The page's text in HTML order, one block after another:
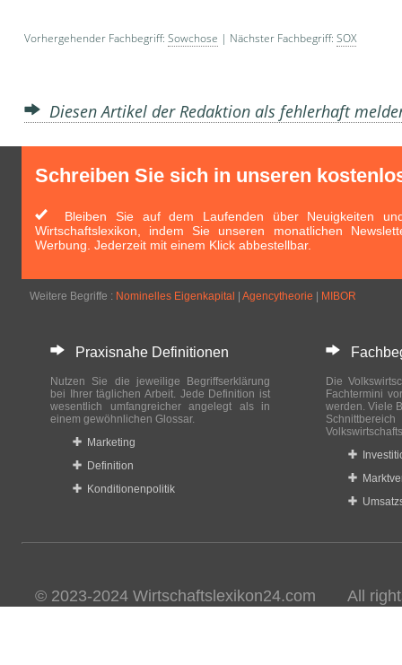
Vorhergehender Fachbegriff: Sowchose | Nächster Fachbegriff: SOX
Diesen Artikel der Redaktion als fehlerhaft
Schreiben Sie sich in unseren
Bleiben Sie auf dem Laufenden über Neuigkeiten
Wirtschaftslexikon, indem Sie unseren monatlichen
Werbung. Jederzeit mit einem Klick abbestellbar.
Weitere Begriffe : Nominelles Eigenkapital Agencytheorie MIBOR
Praxisnahe Definitionen
Nutzen Sie die jeweilige Begriffserklärung
bei Ihrer täglichen Arbeit. Jede Definition ist
wesentlich umfangreicher angelegt als in
einem gewöhnlichen Glossar.
Marketing
Definition
Konditionenpolitik
Die
Fachtermini
werden. Viele
© 2023-2024 Wirtschaftslexikon24.com All